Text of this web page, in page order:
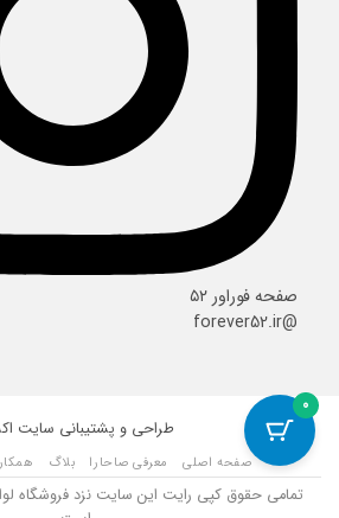
صفحه فوراور ۵۲
@forever52.ir
طراحی و پشتیبانی سایت
صفحه اصلی معرفی صاحارا بلاگ
تمامی حقوق کپی رایت این سایت نزد فروشگاه
0